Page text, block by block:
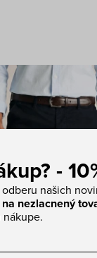
-
odberu našich
na nezlacnený
nákupe.